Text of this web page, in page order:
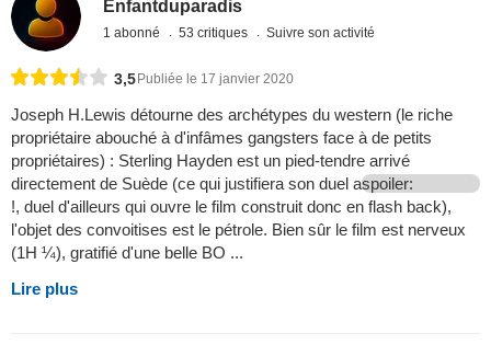
Enfantduparadis
1 abonné 53 critiques Suivre son activité
3,5 Publiée le 17 janvier 2020
Joseph H.Lewis détourne des archétypes du western (le riche
propriétaire abouché à d'infâmes gangsters face à de petits
propriétaires) : Sterling Hayden est un pied-tendre arrivé
directement de Suède (ce qui justifiera son duel aspoiler:
!, duel d'ailleurs qui ouvre le film construit donc en flash back),
l'objet des convoitises est le pétrole. Bien sûr le film est nerveux
(1H ¼), gratifié d'une belle BO ...
Lire plus